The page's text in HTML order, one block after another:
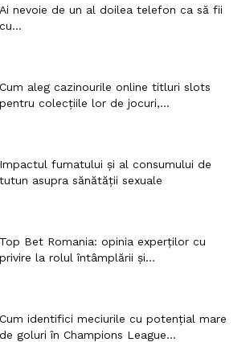
Ai nevoie de un al doilea telefon ca să fii
cu...
Cum aleg cazinourile online titluri slots
pentru colecțiile lor de jocuri,...
Impactul fumatului și al consumului de
tutun asupra sănătății sexuale
Top Bet Romania: opinia experților cu
privire la rolul întâmplării și...
Cum identifici meciurile cu potențial mare
de goluri în Champions League...